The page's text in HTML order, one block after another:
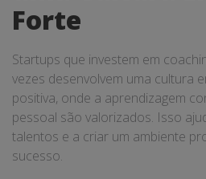
Forte
Startups que investem em
vezes desenvolvem uma cultura
positiva, onde a aprendizagem
pessoal são valorizados. Isso
talentos e a criar um ambiente
sucesso.